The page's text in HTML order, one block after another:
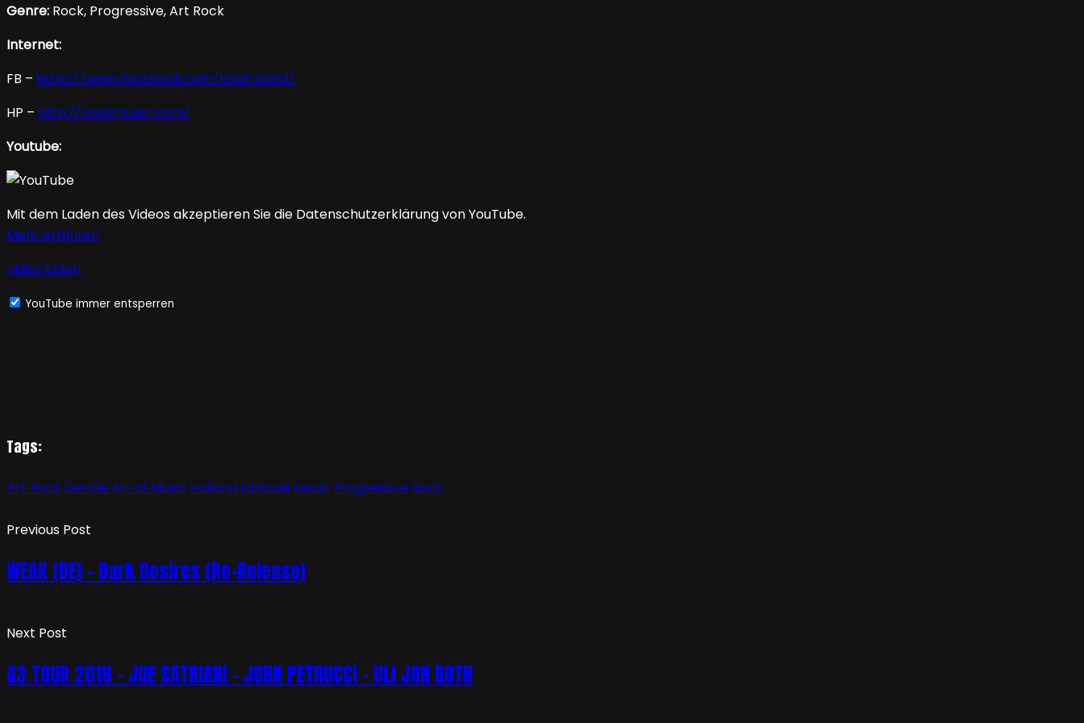
Genre: Rock, Progressive, Art Rock
Internet:
FB – https://www.facebook.com/lesoir.band/
HP – http://lesoirmusic.com/
Youtube:
Mit dem Laden des Videos akzeptieren Sie die Datenschutzerklärung von YouTube.
Mehr erfahren
Video laden
YouTube immer entsperren
Tags:
Art RockGentle Art of Music Holland Latitude Lesoir Progressive Rock
Previous Post
WEAK (DE) – Dark Desires (Re-Release)
Next Post
G3 TOUR 2018 – JOE SATRIANI – JOHN PETRUCCI – ULI JON ROTH